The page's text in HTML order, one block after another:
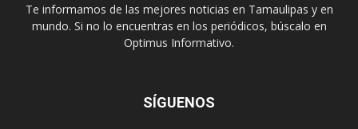
Te informamos de las mejores noticias en Tamaulipas y en
mundo. Si no lo encuentras en los periódicos, búscalo en
Optimus Informativo.
SÍGUENOS